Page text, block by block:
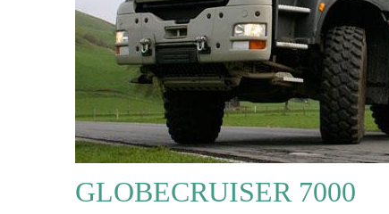
GLOBECRUISER 7000